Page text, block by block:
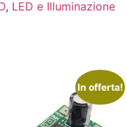
, LED e Illuminazione
In offerta!